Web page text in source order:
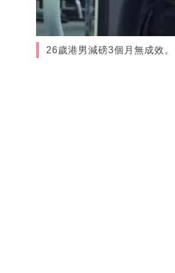
26歲港男減磅3個月無成效